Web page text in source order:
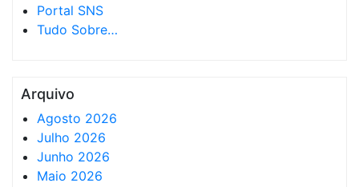
Portal SNS
Tudo Sobre…
Arquivo
Agosto 2026
Julho 2026
Junho 2026
Maio 2026